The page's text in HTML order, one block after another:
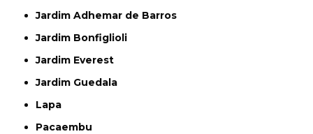
Jardim Adhemar de Barros
Jardim Bonfiglioli
Jardim Everest
Jardim Guedala
Lapa
Pacaembu